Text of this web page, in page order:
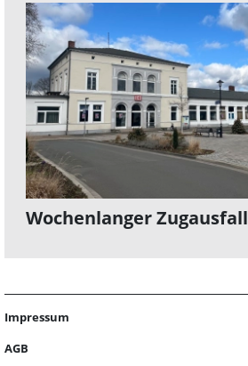
Wochenlanger Zugausfall
Impressum
AGB